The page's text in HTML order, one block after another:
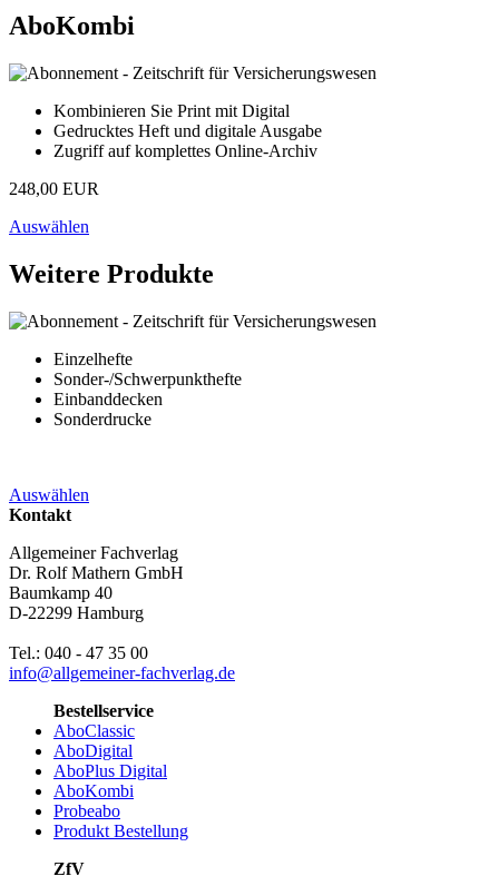
AboKombi
Kombinieren Sie Print mit Digital
Gedrucktes Heft und digitale Ausgabe
Zugriff auf komplettes Online-Archiv
248,00 EUR
Auswählen
Weitere Produkte
Einzelhefte
Sonder-/Schwerpunkthefte
Einbanddecken
Sonderdrucke
Auswählen
Kontakt
Allgemeiner Fachverlag
Dr. Rolf Mathern GmbH
Baumkamp 40
D-22299 Hamburg
Tel.: 040 - 47 35 00
info@allgemeiner-fachverlag.de
Bestellservice
AboClassic
AboDigital
AboPlus Digital
AboKombi
Probeabo
Produkt Bestellung
ZfV